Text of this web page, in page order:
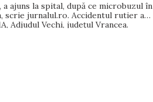
ajuns la spital, după ce microbuzul în
scrie jurnalul.ro. Accidentul rutier a
Adjudul Vechi, județul Vrancea.
roșu de intervenție. „Microbuzul care